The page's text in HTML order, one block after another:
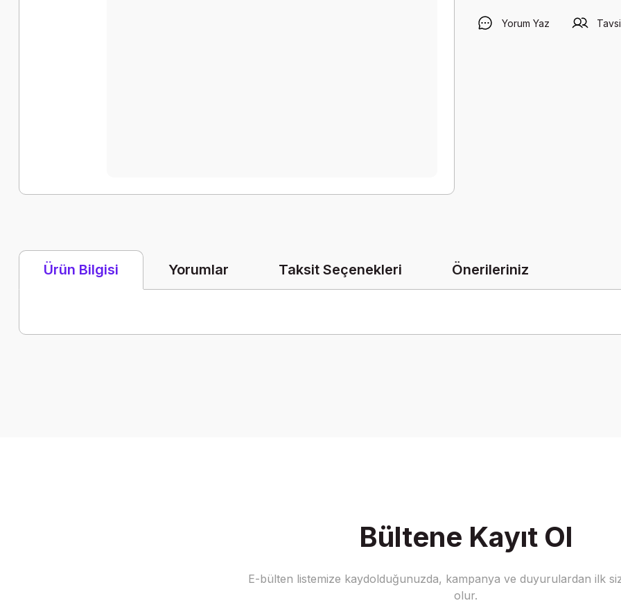
Yorum Yaz
Ürün Bilgisi Yorumlar Taksit Seçenekleri Önerileriniz
Gönder
Bültene Kayıt Ol
E-bülten listemize kaydolduğunuzda, kampanya ve duyurulardan ilk
olur.